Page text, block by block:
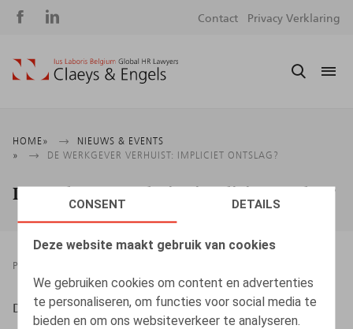
CONSENT DETAILS
Deze website maakt gebruik van cookies
We gebruiken cookies om content en advertenties
te personaliseren, om functies voor social media te
bieden en om ons websiteverkeer te analyseren.
Social
Contact Privacy Verklaring
Kruimelpad
HOME
NIEUWS & EVENTS
DE WERKGEVER VERHUIST: IMPLICIET ONTSLAG?
De werkgever verhuist: impliciet ontslag?
PRESSROOM
Decruyenaere, K., HR Square, nr. 172, p. 67